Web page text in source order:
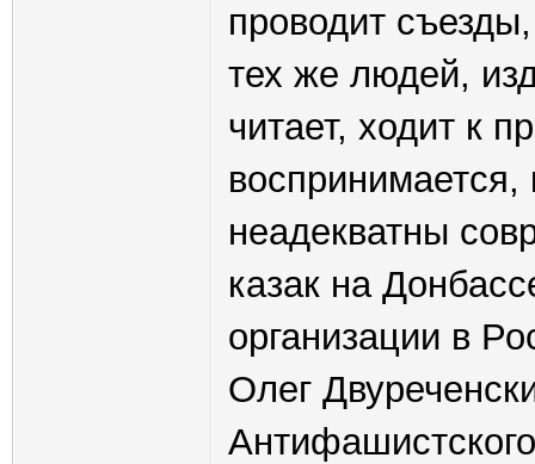
проводит
тех же людей,
читает, ходит к
неадекватны
казак на
организации в
Олег